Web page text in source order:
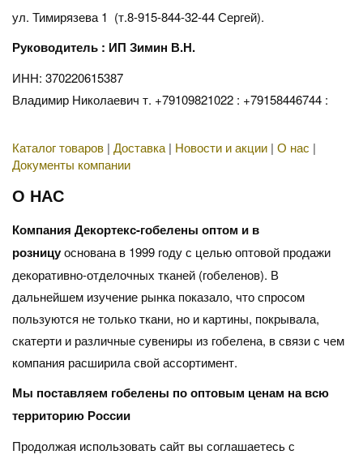
ул. Тимирязева 1 (т.8-915-844-32-44 Сергей).
Руководитель : ИП Зимин В.Н.
ИНН: 370220615387
Владимир Николаевич т. +79109821022 : +79158446744 :
Каталог товаров | Доставка | Новости и акции | О нас |
Документы компании
О НАС
Компания Декортекс-гобелены оптом и в
розницуоснована в 1999 году с целью оптовой продажи
декоративно-отделочных тканей (гобеленов). В
дальнейшем изучение рынка показало, что спросом
пользуются не только ткани, но и картины, покрывала,
скатерти и различные сувениры из гобелена, в связи с чем
компания расширила свой ассортимент.
Мы поставляем гобелены по оптовым ценам на всю
территорию России
Продолжая использовать сайт вы соглашаетесь с